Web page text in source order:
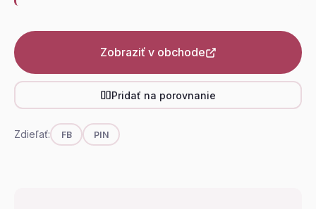
Zobraziť v obchode
Pridať na porovnanie
Zdieľať: FB PIN